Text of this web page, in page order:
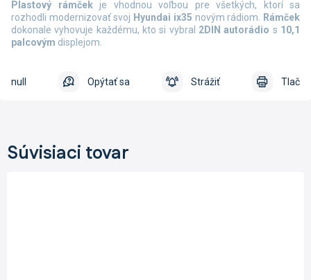
Plastový rámčekje vhodnou voľbou pre všetkých, ktorí sa
rozhodli modernizovať svoj Hyundai ix35 novým rádiom. Rámček
dokonale vyhovuje každému, kto si vybral 2DIN autorádio s 10,1
palcovým displejom.
Tlač
Opýtať sa Strážiť
null
Súvisiaci tovar